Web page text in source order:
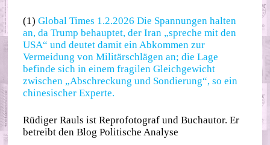
(1)Global Times 1.2.2026 Die Spannungen halten
an, da Trump behauptet, der Iran „spreche mit den
USA“ und deutet damit ein Abkommen zur
Vermeidung von Militärschlägen an; die Lage
befinde sich in einem fragilen Gleichgewicht
zwischen „Abschreckung und Sondierung“, so ein
chinesischer Experte.
Rüdiger Rauls ist Reprofotograf und Buchautor. Er
betreibt den Blog Politische Analyse